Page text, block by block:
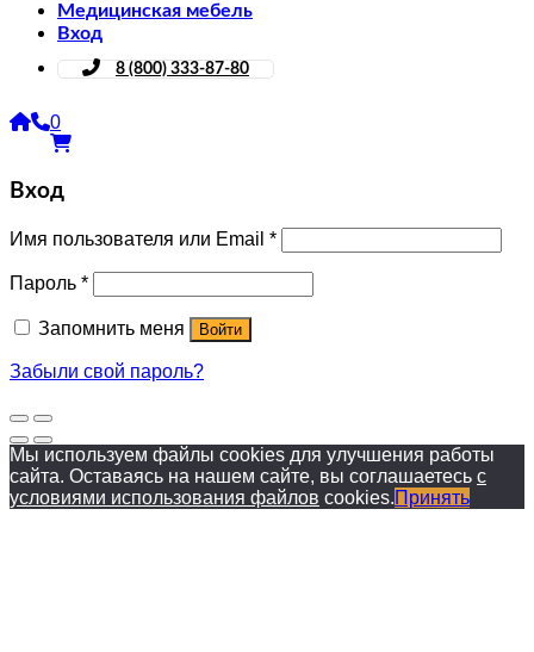
Медицинская мебель
Вход
8 (800) 333-87-80
0
Вход
Имя пользователя или Email *
Пароль *
Запомнить меня Войти
Забыли свой пароль?
Мы используем файлы cookies для улучшения работы
сайта. Оставаясь на нашем сайте, вы соглашаетесь с
условиями использования файлов cookies.Принять